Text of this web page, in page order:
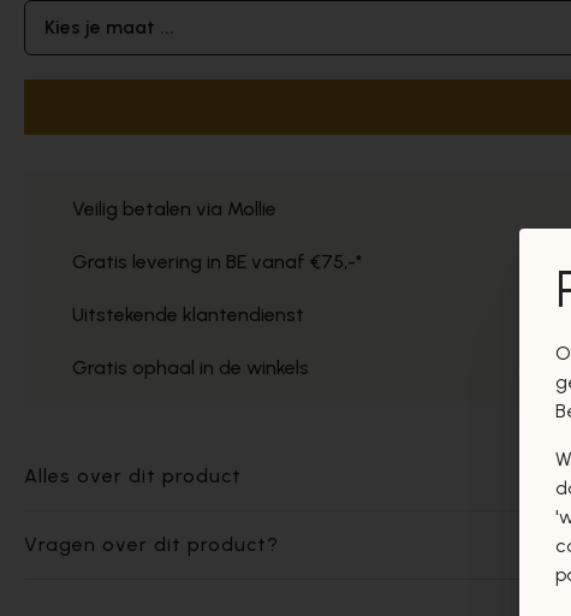
Kies je maat ...
Veilig betalen via Mollie
Gratis levering in BE vanaf €75,-*
Uitstekende klantendienst
Gratis ophaal in de winkels
Alles over dit product
Vragen over dit product?